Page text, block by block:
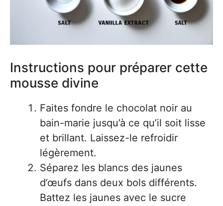
Instructions pour préparer cette
mousse divine
Faites fondre le chocolat noir au
bain-marie jusqu’à ce qu’il soit lisse
et brillant. Laissez-le refroidir
légèrement.
Séparez les blancs des jaunes
d’œufs dans deux bols différents.
Battez les jaunes avec le sucre